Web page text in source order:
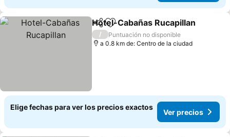
CompartirAgregar a favoritos
Hotel-Cabañas Rucapillan
/
Puntuación no disponible
a 0.8 km de: Centro de la ciudad
Elige fechas para ver los precios exactos
Ver precios